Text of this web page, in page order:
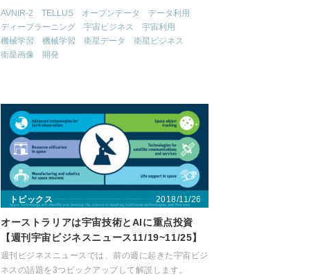
AVNIR-2 TELLUS オープンデータ
データ利用
ディープラーニング
宇宙ビジネス
宇宙利用
機械学習
機械学習 衛星データ
衛星ビジネス
衛星画像
開発
トピックス 2018/11/26
オーストラリアは宇宙技術とAIに重点投資
【週刊宇宙ビジネスニュース11/19~11/25】
週刊ビジネスニュースでは、前の週に起きた宇宙ビジ
ネスの話題を3つピックアップして解説します。